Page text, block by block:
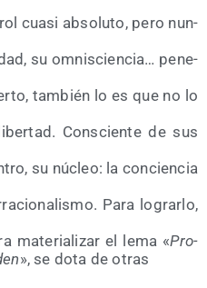
cua­si abso­lu­to, pero nun­
su omnis­cien­cia… pene­
tam­bién lo es que no lo
Cons­cien­te de sus
su núcleo: la con­cien­cia
Para lograr­lo,
mate­ria­li­zar el lema «Pro­
», se dota de otras